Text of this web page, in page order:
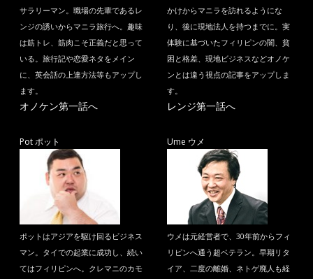
サラリーマン。職場の先輩であるレ
ンジの誘いからマニラ旅行へ。趣味
は筋トレ、筋肉こそ正義だと思って
いる。旅行記や恋愛ネタをメイン
に、英会話の上達方法等もアップし
ます。
オノケン第一話へ
かけからマニラを訪れるようにな
り、後に現地法人を持つまでに。実
体験に基づいたフィリピンの闇、貧
困と格差、現地ビジネスなどオノケ
ンとは違う視点の記事をアップしま
す。
レンジ第一話へ
Pot ポット
ポットはアジアを駆け回るビジネス
マン。タイでの起業に成功し、続い
てはフィリピンへ。クレマニのカモ
Ume ウメ
ウメは元経営者で、30年前からフィ
リピンへ通う超ベテラン。早期リタ
イア、二度の離婚、ネトゲ廃人も経